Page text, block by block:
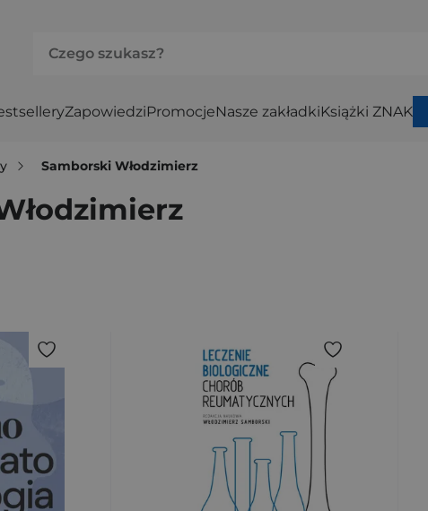
ZapowiedziPromocjeNasze zakładkiKsiążki ZNAK
Samborski Włodzimierz